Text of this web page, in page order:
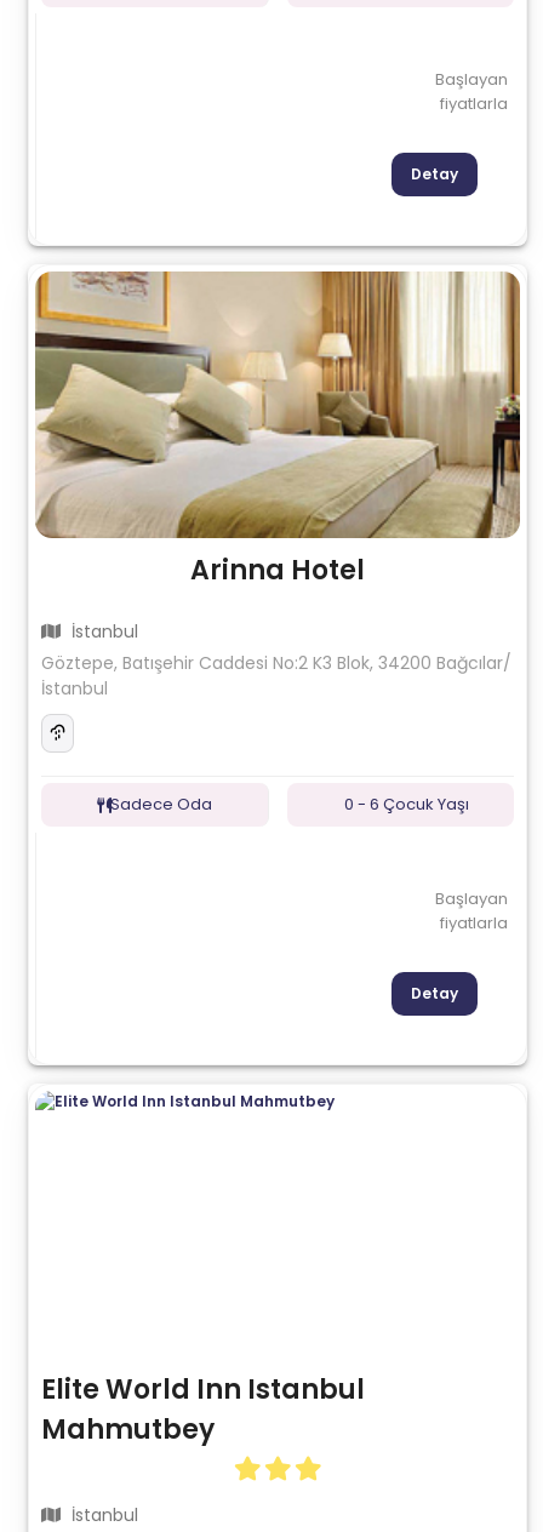
Başlayan
fiyatlarla
Detay
Arinna Hotel
İstanbul
Göztepe, Batışehir Caddesi No:2 K3 Blok, 34200 Bağcılar/
İstanbul
Sadece Oda 0 - 6 Çocuk Yaşı
Başlayan
fiyatlarla
Detay
Elite World Inn Istanbul
Mahmutbey
İstanbul